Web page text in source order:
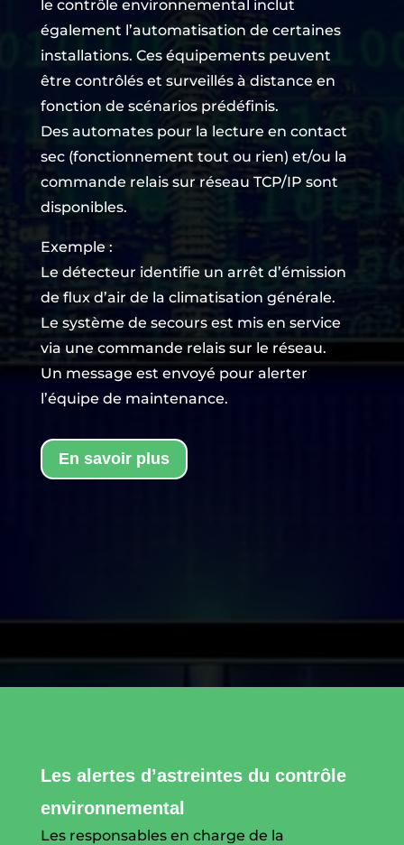
le contrôle environnemental inclut
également l’automatisation de certaines
installations. Ces équipements peuvent
être contrôlés et surveillés à distance en
fonction de scénarios prédéfinis.
Des automates pour la lecture en contact
sec (fonctionnement tout ou rien) et/ou la
commande relais sur réseau TCP/IP sont
disponibles.
Exemple :
Le détecteur identifie un arrêt d’émission
de flux d’air de la climatisation générale.
Le système de secours est mis en service
via une commande relais sur le réseau.
Un message est envoyé pour alerter
l’équipe de maintenance.
En savoir plus
Les alertes d’astreintes du contrôle
environnemental
Les responsables en charge de la